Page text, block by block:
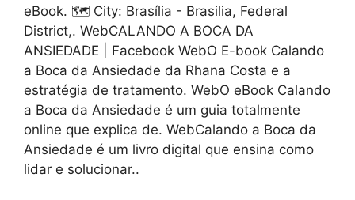
eBook. 🗺️ City: Brasília - Brasilia, Federal
District,. WebCALANDO A BOCA DA
ANSIEDADE | Facebook WebO E-book Calando
a Boca da Ansiedade da Rhana Costa e a
estratégia de tratamento. WebO eBook Calando
a Boca da Ansiedade é um guia totalmente
online que explica de. WebCalando a Boca da
Ansiedade é um livro digital que ensina como
lidar e solucionar..